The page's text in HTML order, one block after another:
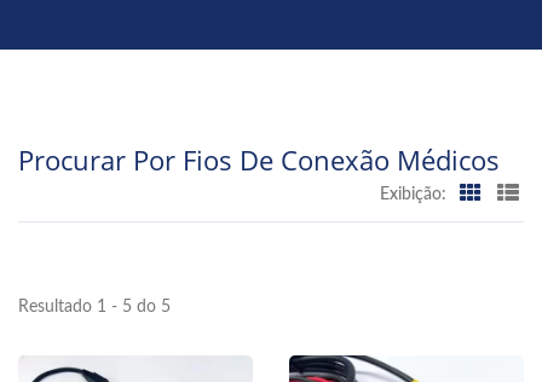
Avançados - Serviços
Procurar Por Fios De Conexão Médicos
Exibição:
Resultado 1 - 5 do 5